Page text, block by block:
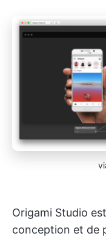
Origami Studio
conception et de